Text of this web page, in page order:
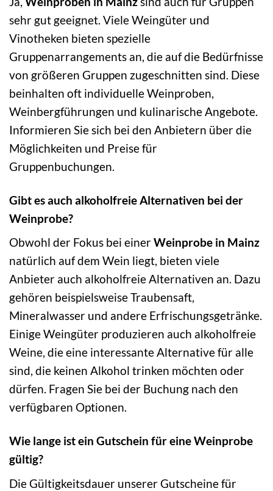
sehr gut geeignet. Viele Weingüter und
Vinotheken bieten spezielle
Gruppenarrangements an, die auf die Bedürfnisse
von größeren Gruppen zugeschnitten sind. Diese
beinhalten oft individuelle Weinproben,
Weinbergführungen und kulinarische Angebote.
Informieren Sie sich bei den Anbietern über die
Möglichkeiten und Preise für
Gruppenbuchungen.
Gibt es auch alkoholfreie Alternativen bei der
Weinprobe?
Obwohl der Fokus bei einerWeinprobe in Mainz
natürlich auf dem Wein liegt, bieten viele
Anbieter auch alkoholfreie Alternativen an. Dazu
gehören beispielsweise Traubensaft,
Mineralwasser und andere Erfrischungsgetränke.
Einige Weingüter produzieren auch alkoholfreie
Weine, die eine interessante Alternative für alle
sind, die keinen Alkohol trinken möchten oder
dürfen. Fragen Sie bei der Buchung nach den
verfügbaren Optionen.
Wie lange ist ein Gutschein für eine Weinprobe
gültig?
Die Gültigkeitsdauer unserer Gutscheine für